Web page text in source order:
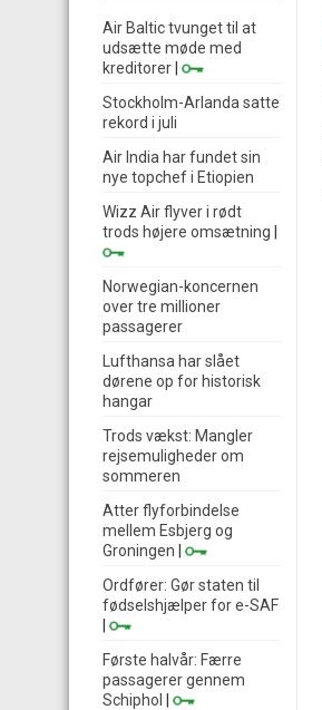
Air Baltic tvunget til at
udsætte møde med
kreditorer
Stockholm-Arlanda satte
rekord i juli
Air India har fundet sin
nye topchef i Etiopien
Wizz Air flyver i rødt
trods højere omsætning
Norwegian-koncernen
over tre millioner
passagerer
Lufthansa har slået
dørene op for historisk
hangar
Trods vækst: Mangler
rejsemuligheder om
sommeren
Atter flyforbindelse
mellem Esbjerg og
Groningen
Ordfører: Gør staten til
fødselshjælper for e-SAF
Første halvår: Færre
passagerer gennem
Schiphol